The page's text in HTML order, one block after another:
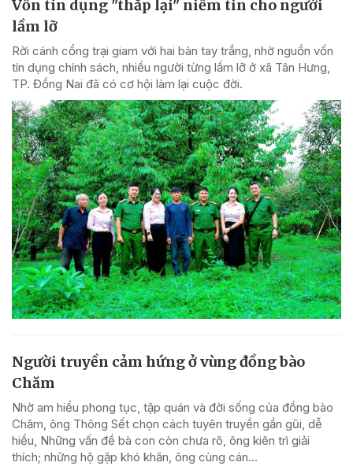
Vốn tín dụng "thắp lại" niềm tin cho người
lầm lỡ
Rời cánh cổng trại giam với hai bàn tay trắng, nhờ nguồn vốn
tín dụng chính sách, nhiều người từng lầm lỡ ở xã Tân Hưng,
TP. Đồng Nai đã có cơ hội làm lại cuộc đời.
Người truyền cảm hứng ở vùng đồng bào
Chăm
Nhờ am hiểu phong tục, tập quán và đời sống của đồng bào
Chăm, ông Thông Sết chọn cách tuyên truyền gần gũi, dễ
hiểu, Những vấn đề bà con còn chưa rõ, ông kiên trì giải
thích; những hộ gặp khó khăn, ông cùng cán...